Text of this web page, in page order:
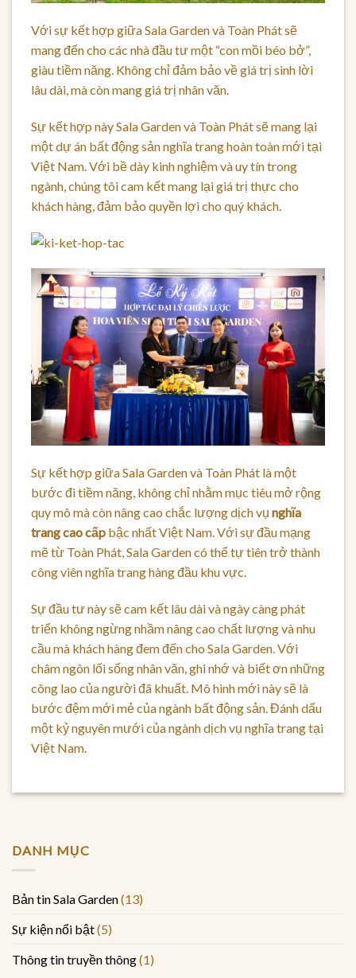
Với sự kết hợp giữa Sala Garden và Toàn Phát sẽ
mang đến cho các nhà đầu tư một “con mồi béo bở”,
giàu tiềm năng. Không chỉ đảm bảo về giá trị sinh lời
lâu dài, mà còn mang giá trị nhân văn.
Sự kết hợp này Sala Garden và Toàn Phát sẽ mang lại
một dự án bất động sản nghĩa trang hoàn toàn mới tại
Việt Nam. Với bề dày kinh nghiệm và uy tín trong
ngành, chúng tôi cam kết mang lại giá trị thực cho
khách hàng, đảm bảo quyền lợi cho quý khách.
Sự kết hợp giữa Sala Garden và Toàn Phát là một
bước đi tiềm năng, không chỉ nhằm mục tiêu mở rộng
quy mô mà còn nâng cao chắc lượng dịch vụ nghĩa
trang cao cấp bậc nhất Việt Nam. Với sự đầu mạng
mẽ từ Toàn Phát, Sala Garden có thể tự tiên trở thành
công viên nghĩa trang hàng đầu khu vực.
Sự đầu tư này sẽ cam kết lâu dài và ngày càng phát
triển không ngừng nhầm nâng cao chất lượng và nhu
cầu mà khách hàng đem đến cho Sala Garden. Với
châm ngôn lối sống nhân văn, ghi nhớ và biết ơn những
công lao của người đã khuất. Mô hình mới này sẽ là
bước đệm mới mẻ của ngành bất động sản. Đánh dấu
một kỷ nguyên mưới của ngành dịch vụ nghĩa trang tại
Việt Nam.
DANH MỤC
Bản tin Sala Garden(13)
Sự kiện nổi bật(5)
Thông tin truyền thông(1)